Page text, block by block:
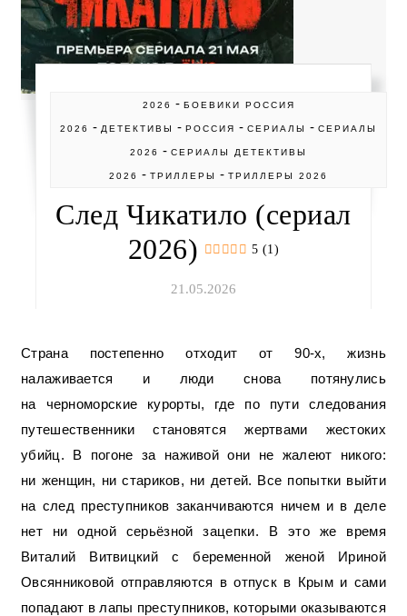
2026 - БОЕВИКИ РОССИЯ
2026 - ДЕТЕКТИВЫ -РОССИЯ -СЕРИАЛЫ -СЕРИАЛЫ
2026 -СЕРИАЛЫ ДЕТЕКТИВЫ
2026 -ТРИЛЛЕРЫ -ТРИЛЛЕРЫ 2026
След Чикатило (сериал
2026)
5 (1)
21.05.2026
Страна постепенно отходит от 90-х, жизнь
налаживается и люди снова потянулись
на черноморские курорты, где по пути следования
путешественники становятся жертвами жестоких
убийц. В погоне за наживой они не жалеют никого:
ни женщин, ни стариков, ни детей. Все попытки выйти
на след преступников заканчиваются ничем и в деле
нет ни одной серьёзной зацепки. В это же время
Виталий Витвицкий с беременной женой Ириной
Овсянниковой отправляются в отпуск в Крым и сами
попадают в лапы преступников, которыми оказываются